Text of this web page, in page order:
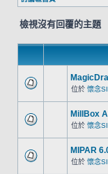
檢視沒有回覆的主題
位於 懷念
MillBox
位於 懷念
MIPAR
位於 懷念